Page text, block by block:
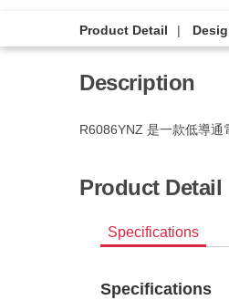
Product Detail
Description
R6086YNZ 是一款低導通
Product Detail
Specifications
Specifications